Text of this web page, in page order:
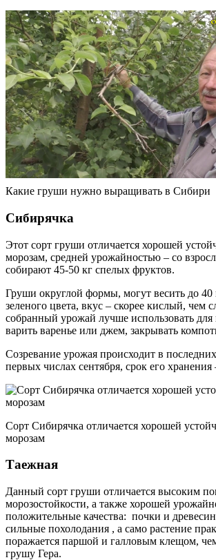
Какие груши нужно выращивать в Сибири
Сибирячка
Этот сорт груши отличается хорошей
морозам, средней урожайностью – со
собирают 45-50 кг спелых фруктов.
Груши округлой формы, могут весить до 40
зеленого цвета, вкус – скорее кислый, чем
собранный урожай лучше использовать для
варить варенье или джем, закрывать
Созревание урожая происходит в
первых числах сентября, срок его хранения
Сорт Сибирячка отличается хорошей
морозам
Таежная
Данный сорт груши отличается высоким
морозостойкости, а также хорошей
положительные качества: почки и
сильные похолодания , а само растение
поражается паршой и галловым клещом,
грушу Гера.